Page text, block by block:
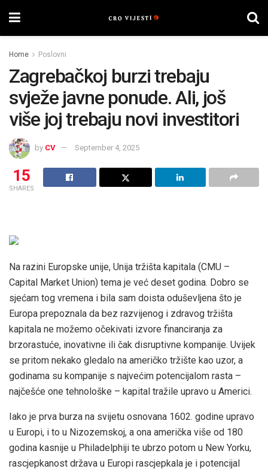
Home Poslovni
Zagrebačkoj burzi trebaju
svježe javne ponude. Ali, još
više joj trebaju novi investitori
by CV September 4, 2025
15
SHARES
Na razini Europske unije, Unija tržišta kapitala (CMU –
Capital Market Union) tema je već deset godina. Dobro se
sjećam tog vremena i bila sam doista oduševljena što je
Europa prepoznala da bez razvijenog i zdravog tržišta
kapitala ne možemo očekivati izvore financiranja za
brzorastuće, inovativne ili čak disruptivne kompanije. Uvijek
se pritom nekako gledalo na američko tržište kao uzor, a
godinama su kompanije s najvećim potencijalom rasta –
najčešće one tehnološke – kapital tražile upravo u Americi.
Iako je prva burza na svijetu osnovana 1602. godine upravo
u Europi, i to u Nizozemskoj, a ona američka više od 180
godina kasnije u Philadelphiji te ubrzo potom u New Yorku,
rascjepkanost država u Europi rascjepkala je i potencijal